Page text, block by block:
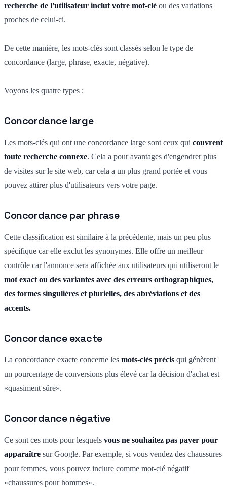
recherche de l'utilisateur inclut votre mot-clé ou des variations
proches de celui-ci.
De cette manière, les mots-clés sont classés selon le type de
concordance (large, phrase, exacte, négative).
Voyons les quatre types :
Concordance large
Les mots-clés qui ont une concordance large sont ceux qui couvrent
toute recherche connexe. Cela a pour avantages d'engendrer plus
de visites sur le site web, car cela a un plus grand portée et vous
pouvez attirer plus d'utilisateurs vers votre page.
Concordance par phrase
Cette classification est similaire à la précédente, mais un peu plus
spécifique car elle exclut les synonymes. Elle offre un meilleur
contrôle car l'annonce sera affichée aux utilisateurs qui utiliseront le
mot exact ou des variantes avec des erreurs orthographiques,
des formes singulières et plurielles, des abréviations et des
accents.
Concordance exacte
La concordance exacte concerne les mots-clés précis qui génèrent
un pourcentage de conversions plus élevé car la décision d'achat est
«quasiment sûre».
Concordance négative
Ce sont ces mots pour lesquels vous ne souhaitez pas payer pour
apparaître sur Google. Par exemple, si vous vendez des chaussures
pour femmes, vous pouvez inclure comme mot-clé négatif
«chaussures pour hommes».